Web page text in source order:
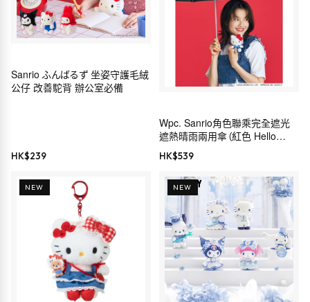
Sanrio ふんばるず 坐姿守護毛絨
公仔 改善駝背 辦公室必備
HK$239
Wpc. Sanrio角色聯乘完全遮光
遮熱晴雨兩用傘（紅色 Hello
Kitty）
HK$539
NEW NEW